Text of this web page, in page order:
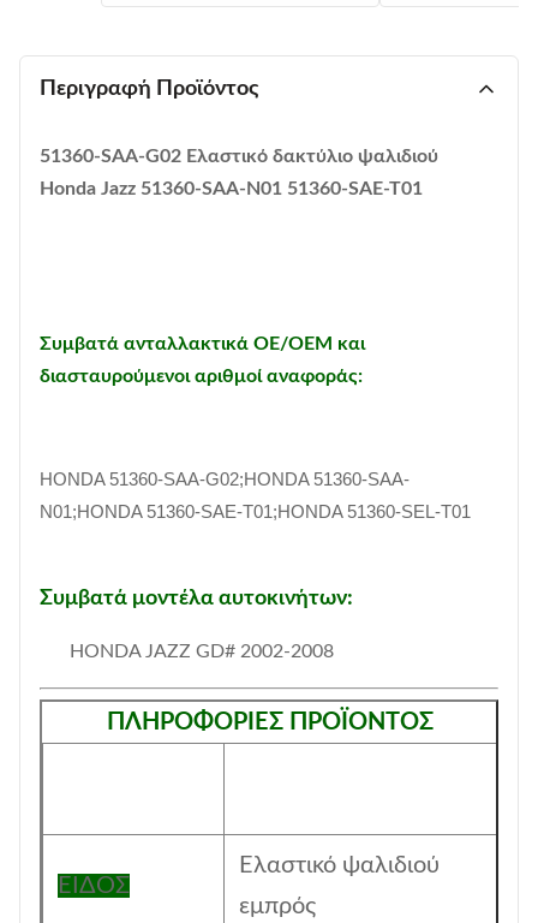
Περιγραφή Προϊόντος
51360-SAA-G02 Ελαστικό δακτύλιο ψαλιδιού
Honda Jazz 51360-SAA-N01 51360-SAE-T01
Συμβατά ανταλλακτικά OE/OEM και
διασταυρούμενοι αριθμοί αναφοράς:
HONDA 51360-SAA-G02;HONDA 51360-SAA-
N01;HONDA 51360-SAE-T01;HONDA 51360-SEL-T01
Συμβατά μοντέλα αυτοκινήτων:
HONDA JAZZ GD# 2002-2008
ΠΛΗΡΟΦΟΡΙΕΣ ΠΡΟΪΟΝΤΟΣ
ΕΙΔΟΣ
Ελαστικό ψαλιδιού
εμπρός